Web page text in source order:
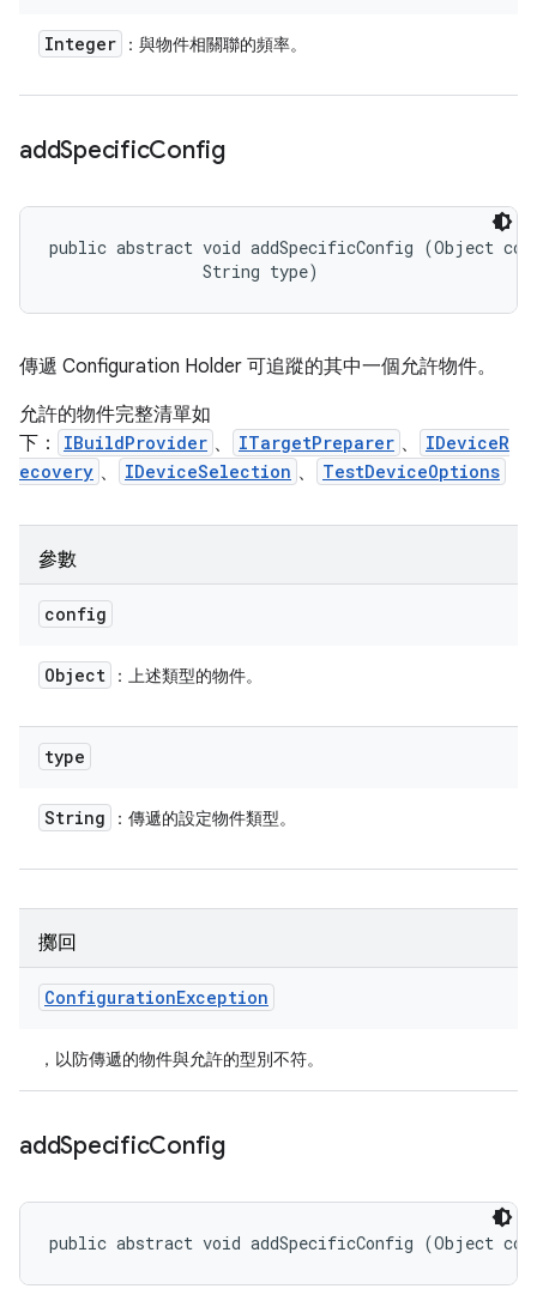
Integer ：與物件相關聯的頻率。
addSpecificConfig
public abstract void addSpecificConfig (Object
                String type)
傳遞 Configuration Holder 可追蹤的其中一個允許物件。
允許的物件完整清單如
下：
IBuildProvider 、 ITargetPreparer 、
IDeviceR
ecovery 、 IDeviceSelection 、 TestDeviceOptions
參數
config
Object ：上述類型的物件。
type
String ：傳遞的設定物件類型。
擲回
ConfigurationException
，以防傳遞的物件與允許的型別不符。
addSpecificConfig
public abstract void addSpecificConfig (Object